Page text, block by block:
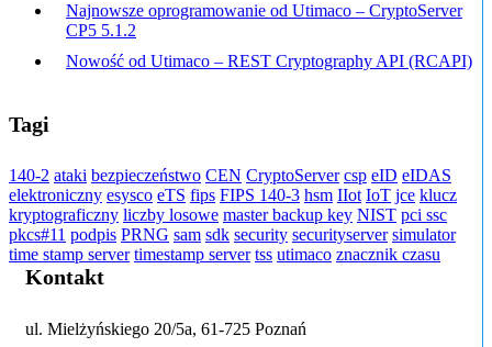
Najnowsze oprogramowanie od Utimaco – CryptoServer
CP5 5.1.2
Nowość od Utimaco – REST Cryptography API (RCAPI)
Tagi
140-2 ataki bezpieczeństwo CEN CryptoServer csp eID eIDAS
elektroniczny esysco eTS fips FIPS 140-3 hsm IIot IoT jce klucz
kryptograficzny liczby losowe master backup key NIST pci ssc
pkcs#11 podpis PRNG sam sdk security securityserver simulator
time stamp server timestamp server tss utimaco znacznik czasu
Kontakt
ul. Mielżyńskiego 20/5a, 61-725 Poznań